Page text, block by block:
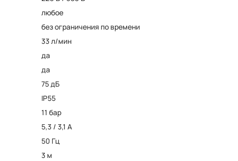
любое
без ограничения по времени
33 л/мин
да
да
75 дБ
IP55
11 бар
5,3 / 3,1 А
50 Гц
3 м